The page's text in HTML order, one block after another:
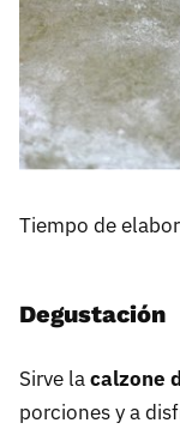
Tiempo de
Degustación
Sirve lacalzone
porciones y a